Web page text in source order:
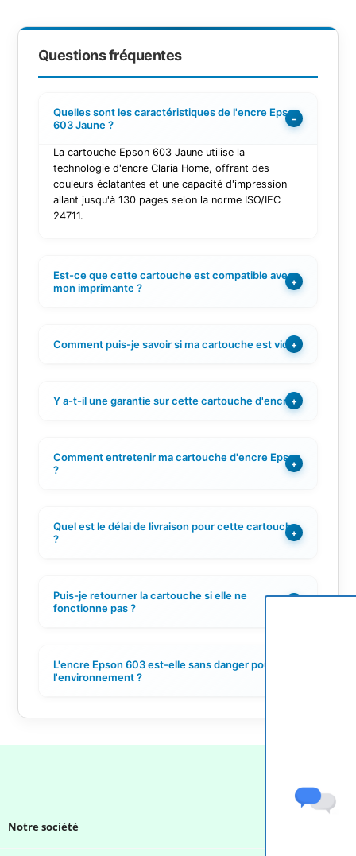
Questions fréquentes
Quelles sont les caractéristiques de l'encre Epson
603 Jaune ?
−
La cartouche Epson 603 Jaune utilise la
technologie d'encre Claria Home, offrant des
couleurs éclatantes et une capacité d'impression
allant jusqu'à 130 pages selon la norme ISO/IEC
24711.
Est-ce que cette cartouche est compatible avec
mon imprimante ?
+
Comment puis-je savoir si ma cartouche est vide ?
+
Y a-t-il une garantie sur cette cartouche d'encre ?
+
Comment entretenir ma cartouche d'encre Epson
?
+
Quel est le délai de livraison pour cette cartouche
?
+
Puis-je retourner la cartouche si elle ne
fonctionne pas ?
L'encre Epson 603 est-elle sans danger pour
l'environnement ?
Notre société